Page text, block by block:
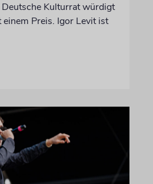
Kulturrat würdigt
Preis. Igor Levit ist